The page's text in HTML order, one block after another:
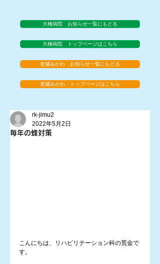
大橋病院 お知らせ一覧にもどる
大橋病院 トップページはこちら
老健みがわ お知らせ一覧にもどる
老健みがわ トップページはこちら
毎年の蜂対策
rk-jimu2
2022年5月2日
こんにちは、リハビリテーション科の荒金で
す。